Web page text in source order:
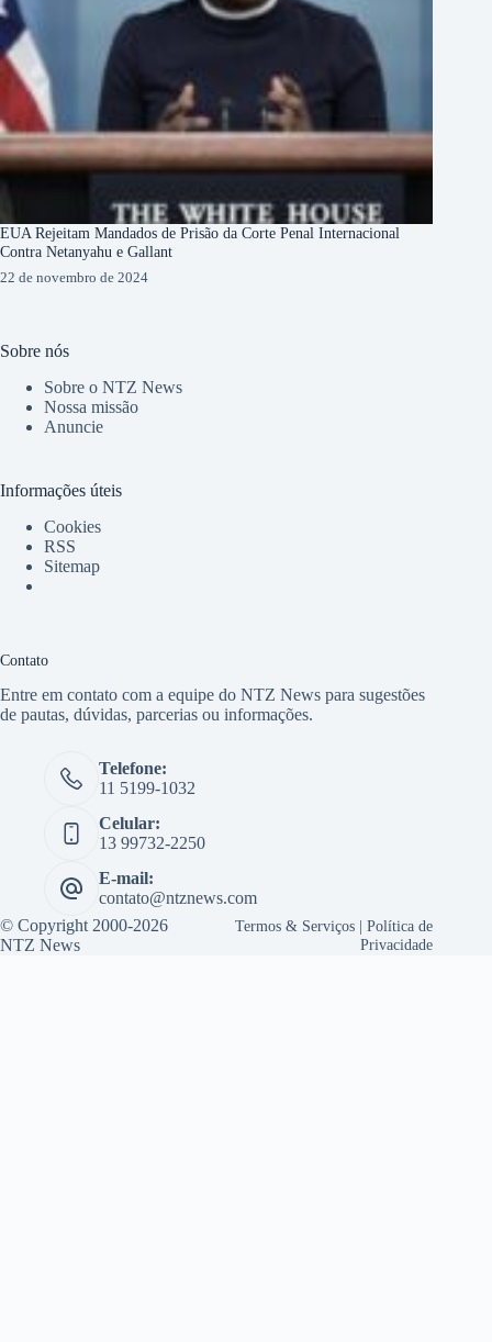
EUA Rejeitam Mandados de Prisão da Corte Penal Internacional
Contra Netanyahu e Gallant
22 de novembro de 2024
Sobre nós
Sobre o NTZ News
Nossa missão
Anuncie
Informações úteis
Cookies
RSS
Sitemap
Contato
Entre em contato com a equipe do NTZ News para sugestões
de pautas, dúvidas, parcerias ou informações.
Telefone:
11 5199-1032
Celular:
13 99732-2250
E-mail:
contato@ntznews.com
© Copyright 2000-2026
NTZ News
Termos & Serviços |Política de
Privacidade